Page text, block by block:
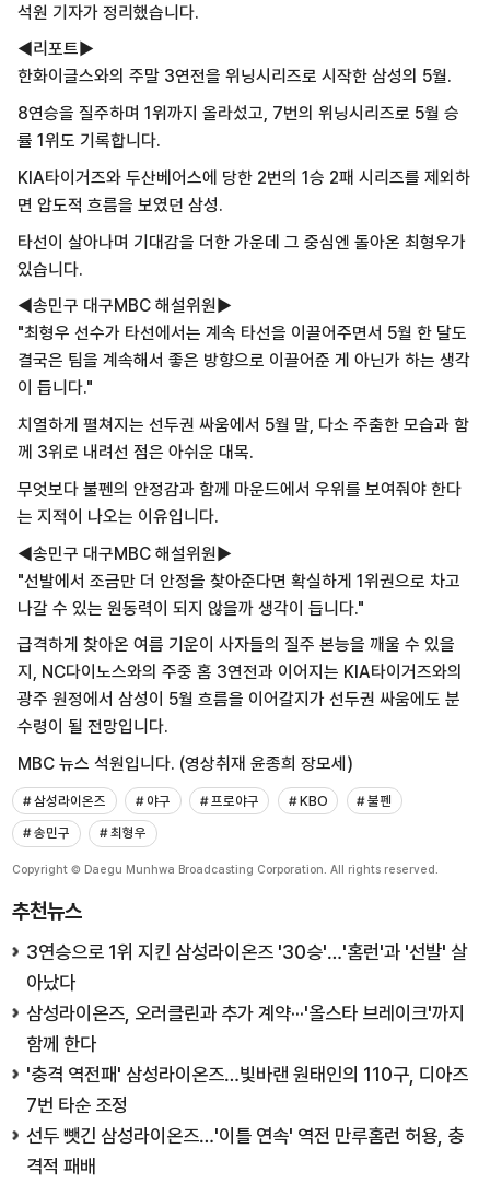
석원 기자가 정리했습니다.
◀리포트▶
한화이글스와의 주말 3연전을 위닝시리즈로 시작한 삼성의 5월.
8연승을 질주하며 1위까지 올라섰고, 7번의 위닝시리즈로 5월 승
률 1위도 기록합니다.
KIA타이거즈와 두산베어스에 당한 2번의 1승 2패 시리즈를 제외하
면 압도적 흐름을 보였던 삼성.
타선이 살아나며 기대감을 더한 가운데 그 중심엔 돌아온 최형우가
있습니다.
◀송민구 대구MBC 해설위원▶
"최형우 선수가 타선에서는 계속 타선을 이끌어주면서 5월 한 달도
결국은 팀을 계속해서 좋은 방향으로 이끌어준 게 아닌가 하는 생각
이 듭니다."
치열하게 펼쳐지는 선두권 싸움에서 5월 말, 다소 주춤한 모습과 함
께 3위로 내려선 점은 아쉬운 대목.
무엇보다 불펜의 안정감과 함께 마운드에서 우위를 보여줘야 한다
는 지적이 나오는 이유입니다.
◀송민구 대구MBC 해설위원▶
"선발에서 조금만 더 안정을 찾아준다면 확실하게 1위권으로 차고
나갈 수 있는 원동력이 되지 않을까 생각이 듭니다."
급격하게 찾아온 여름 기운이 사자들의 질주 본능을 깨울 수 있을
지, NC다이노스와의 주중 홈 3연전과 이어지는 KIA타이거즈와의
광주 원정에서 삼성이 5월 흐름을 이어갈지가 선두권 싸움에도 분
수령이 될 전망입니다.
MBC 뉴스 석원입니다. (영상취재 윤종희 장모세)
# 삼성라이온즈 # 야구 # 프로야구 # KBO
# 불펜
# 송민구
# 최형우
Copyright © Daegu Munhwa Broadcasting Corporation. All rights reserved.
추천뉴스
3연승으로 1위 지킨 삼성라이온즈 '30승'…'홈런'과 '선발' 살
아났다
삼성라이온즈, 오러클린과 추가 계약···'올스타 브레이크'까지
함께 한다
'충격 역전패' 삼성라이온즈…빛바랜 원태인의 110구, 디아즈
7번 타순 조정
선두 뺏긴 삼성라이온즈…'이틀 연속' 역전 만루홈런 허용, 충
격적 패배